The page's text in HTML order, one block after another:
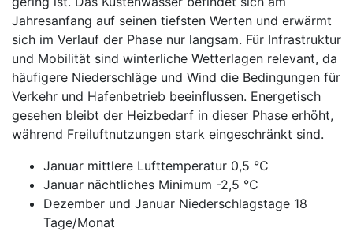
Jahresanfang auf seinen tiefsten Werten und erwärmt
sich im Verlauf der Phase nur langsam. Für Infrastruktur
und Mobilität sind winterliche Wetterlagen relevant, da
häufigere Niederschläge und Wind die Bedingungen für
Verkehr und Hafenbetrieb beeinflussen. Energetisch
gesehen bleibt der Heizbedarf in dieser Phase erhöht,
während Freiluftnutzungen stark eingeschränkt sind.
Januar mittlere Lufttemperatur 0,5 °C
Januar nächtliches Minimum -2,5 °C
Dezember und Januar Niederschlagstage 18
Tage/Monat